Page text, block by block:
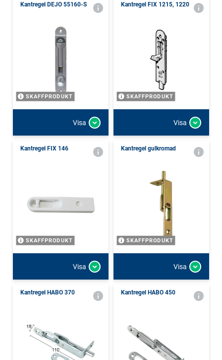
Kantregel DEJO 55160-S
SKAFFPRODUKT
Visa
Kantregel FIX 1215, 1220
SKAFFPRODUKT
Visa
Kantregel FIX 146
SKAFFPRODUKT
Visa
Kantregel gulkromad
SKAFFPRODUKT
Visa
Kantregel HABO 370 Kantregel HABO 450